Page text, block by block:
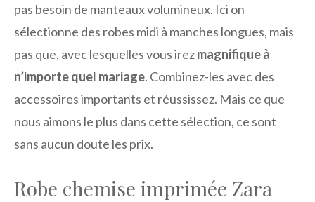
pas besoin de manteaux volumineux. Ici on
sélectionne des robes midi à manches longues, mais
pas que, avec lesquelles vous irezmagnifique à
n’importe quel mariage. Combinez-les avec des
accessoires importants et réussissez. Mais ce que
nous aimons le plus dans cette sélection, ce sont
sans aucun doute les prix.
Robe chemise imprimée Zara